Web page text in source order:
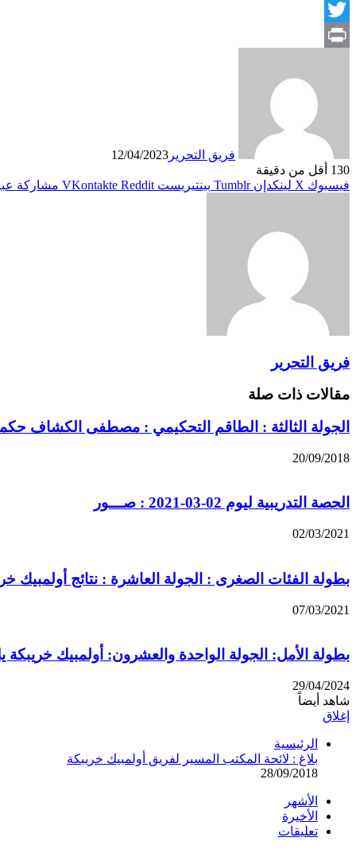
Facebook
Twitter
فريق التحرير 12/04/2023
130 أقل من دقيقة
فيسبوك X لينكدإن بينتيريست مشاركة
فريق التحرير
مقالات ذات صلة
الجولة الثالثة : الطاقم التحكيمي : مصطفى الكشاف
20/09/2018
الحصة التدريبية ليوم 02-03-2021 : صـــور
02/03/2021
بطولة الفئات الصغرى : الجولة العاشرة : نتائج أولمبيك
07/03/2021
بطولة الأمل: الجولة الواحدة والعشرون: أولمبيك
29/04/2024
شاهد أيضاً
إغلاق
الرئيسية
بلاغ : لائحة المكتب المسير لفريق أولمبيك خريبكة
28/09/2018
الأشهر
الأخيرة
تعليقات